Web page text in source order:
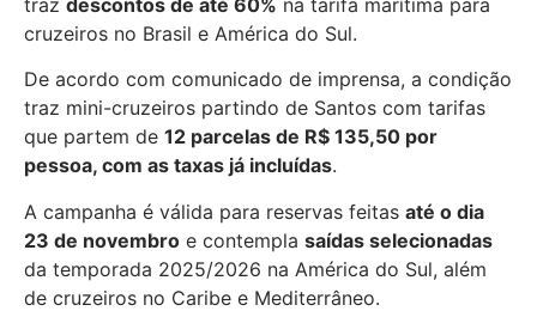
cruzeiros no Brasil e América do Sul.
De acordo com comunicado de imprensa, a condição
traz mini-cruzeiros partindo de Santos com tarifas
que partem de 12 parcelas de R$ 135,50 por
pessoa, com as taxas já incluídas.
A campanha é válida para reservas feitas até o dia
23 de novembro e contempla saídas selecionadas
da temporada 2025/2026 na América do Sul, além
de cruzeiros no Caribe e Mediterrâneo.